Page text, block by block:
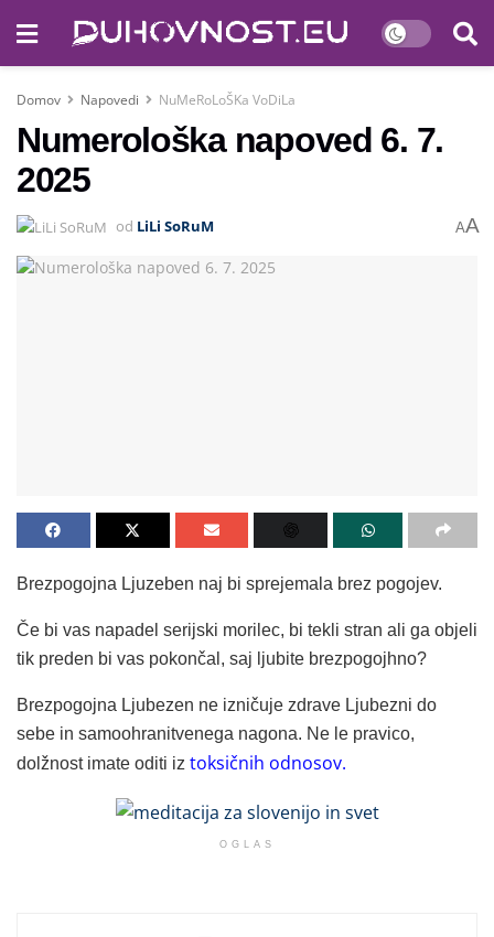
Domov Napovedi NuMeRoLoŠKa VoDiLa
Numerološka napoved 6. 7.
2025
od LiLi SoRuM AA
Brezpogojna Ljuzeben naj bi sprejemala brez pogojev.
Če bi vas napadel serijski morilec, bi tekli stran ali ga objeli
tik preden bi vas pokončal, saj ljubite brezpogojhno?
Brezpogojna Ljubezen ne izničuje zdrave Ljubezni do
sebe in samoohranitvenega nagona. Ne le pravico,
dolžnost imate oditi iz toksičnih odnosov.
OGLAS